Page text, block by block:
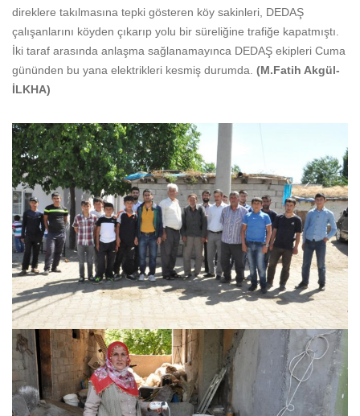
direklere takılmasına tepki gösteren köy sakinleri, DEDAŞ
çalışanlarını köyden çıkarıp yolu bir süreliğine trafiğe kapatmıştı.
İki taraf arasında anlaşma sağlanamayınca DEDAŞ ekipleri Cuma
gününden bu yana elektrikleri kesmiş durumda. (M.Fatih Akgül-
İLKHA)